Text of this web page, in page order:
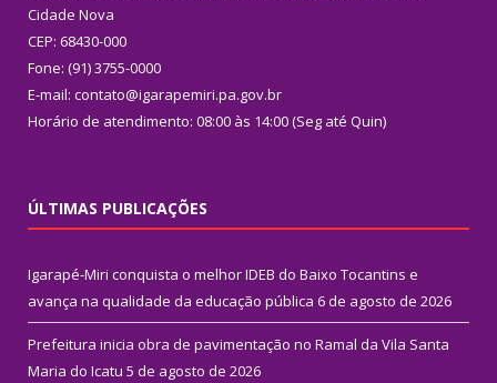
Cidade Nova
CEP: 68430-000
Fone: (91) 3755-0000
E-mail: contato@igarapemiri.pa.gov.br
Horário de atendimento: 08:00 às 14:00 (Seg até Quin)
ÚLTIMAS PUBLICAÇÕES
Igarapé-Miri conquista o melhor IDEB do Baixo Tocantins e
avança na qualidade da educação pública 6 de agosto de 2026
Prefeitura inicia obra de pavimentação no Ramal da Vila Santa
Maria do Icatu 5 de agosto de 2026